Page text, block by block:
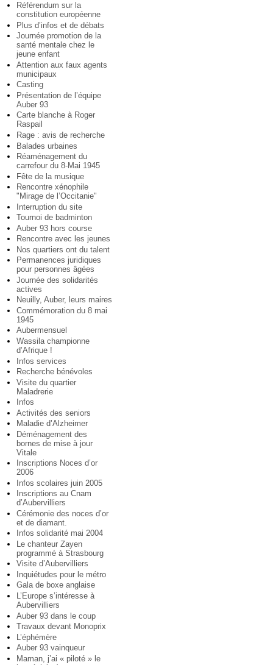
Référendum sur la
constitution européenne
Plus d’infos et de débats
Journée promotion de la
santé mentale chez le
jeune enfant
Attention aux faux agents
municipaux
Casting
Présentation de l’équipe
Auber 93
Carte blanche à Roger
Raspail
Rage : avis de recherche
Balades urbaines
Réaménagement du
carrefour du 8-Mai 1945
Fête de la musique
Rencontre xénophile
"Mirage de l’Occitanie"
Interruption du site
Tournoi de badminton
Auber 93 hors course
Rencontre avec les jeunes
Nos quartiers ont du talent
Permanences juridiques
pour personnes âgées
Journée des solidarités
actives
Neuilly, Auber, leurs maires
Commémoration du 8 mai
1945
Aubermensuel
Wassila championne
d’Afrique !
Infos services
Recherche bénévoles
Visite du quartier
Maladrerie
Infos
Activités des seniors
Maladie d’Alzheimer
Déménagement des
bornes de mise à jour
Vitale
Inscriptions Noces d’or
2006
Infos scolaires juin 2005
Inscriptions au Cnam
d’Aubervilliers
Cérémonie des noces d’or
et de diamant.
Infos solidarité mai 2004
Le chanteur Zayen
programmé à Strasbourg
Visite d’Aubervilliers
Inquiétudes pour le métro
Gala de boxe anglaise
L’Europe s’intéresse à
Aubervilliers
Auber 93 dans le coup
Travaux devant Monoprix
L’éphémère
Auber 93 vainqueur
Maman, j’ai « piloté » le